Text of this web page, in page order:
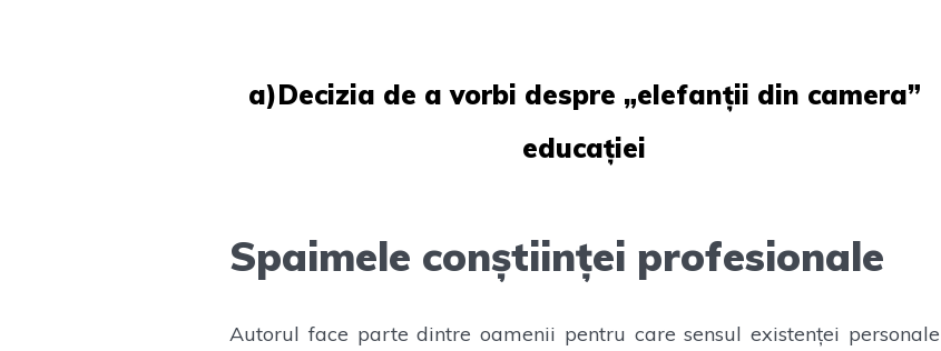
a)Decizia de a vorbi despre „elefanții din camera”
educației
Spaimele conștiinței profesionale
Autorul face parte dintre oamenii pentru care sensul existenței personale